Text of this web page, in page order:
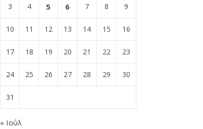
3 4 5 6 7 8 9
10 11 12 13 14 15 16
17 18 19 20 21 22 23
24 25 26 27 28 29 30
31
« Ιούλ